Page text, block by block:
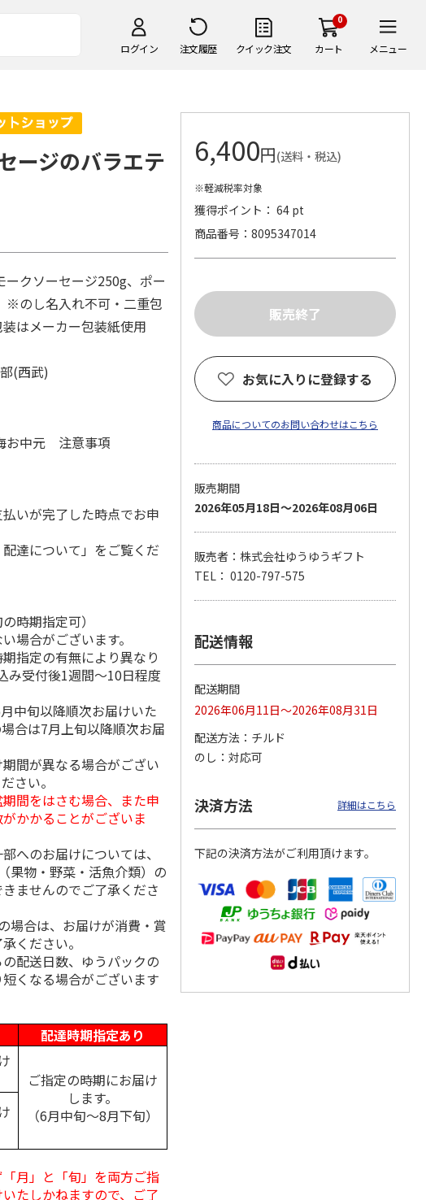
ログイン 注文履歴 クイック注文
0
カート メニュー
＜お中元＞モクモ
ク 原形ベーコンと
ソーセージセット
3,240円
(送料・税込)
【冷凍】北海道直送
北海道帯広の繁盛
店 豚丼6食セット
3,980円
(送料別・税込)
＜お中元＞やまがた
雪豚ロースみそ漬７
０ｇ×５
3,240円
＜お中元＞＜帯広
豚丼一番＞特上豚丼
の具３種セット
4,980円
(送料・税込)
ージのバラエテ
クソーセージ250g、ポー
のし名入れ不可・二重包
はメーカー包装紙使用
(西武)
お中元 注意事項
いが完了した時点でお申
達について」をご覧くだ
時期指定可）
場合がございます。
指定の有無により異なり
み受付後1週間～10日程度
中旬以降順次お届けいた
合は7月上旬以降順次お届
間が異なる場合がござい
さい。
間をはさむ場合、また申
かかることがございま
へのお届けについては、
果物・野菜・活魚介類）の
ませんのでご了承くださ
場合は、お届けが消費・賞
ください。
配送日数、ゆうパックの
くなる場合がございます
配達時期指定あり
ご指定の時期にお届け
します。
（6月中旬～8月下旬）
月」と「旬」を両方ご指
たしかねますので、ご了
6,400円(送料・税込)
※軽減税率対象
獲得ポイント： 64 pt
商品番号
8095347014
お気に入りに登録する
商品についてのお問い合わせはこちら
販売期間
2026年05月18日～2026年08月06日
販売者：株式会社ゆうゆうギフト
TEL： 0120-797-575
配送情報
配送期間
2026年06月11日～2026年08月31日
配送方法
チルド
のし
対応可
決済方法 詳細はこちら
下記の決済方法がご利用頂けます。